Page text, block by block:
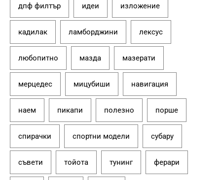
дпф филтър идеи изложение
кадилак ламборджини лексус
любопитно мазда мазерати
мерцедес мицубиши навигация
наем пикапи полезно порше
спирачки спортни модели субару
съвети тойота тунинг ферари